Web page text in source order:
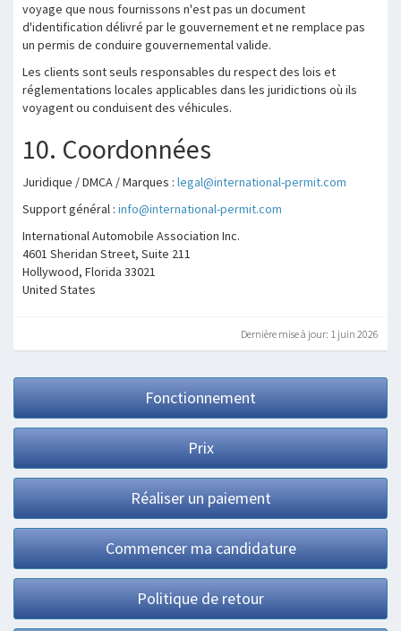
voyage que nous fournissons n'est pas un document
d'identification délivré par le gouvernement et ne remplace pas
un permis de conduire gouvernemental valide.
Les clients sont seuls responsables du respect des lois et
réglementations locales applicables dans les juridictions où ils
voyagent ou conduisent des véhicules.
10. Coordonnées
Juridique / DMCA / Marques : legal@international-permit.com
Support général : info@international-permit.com
International Automobile Association Inc.
4601 Sheridan Street, Suite 211
Hollywood, Florida 33021
United States
Dernière mise à jour: 1 juin 2026
Fonctionnement
Prix
Réaliser un paiement
Commencer ma candidature
Politique de retour